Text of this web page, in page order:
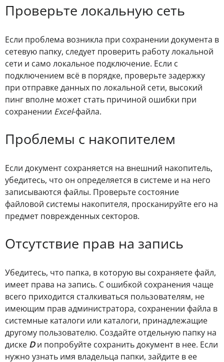
Проверьте локальную сеть
Если проблема возникла при сохранении документа в
сетевую папку, следует проверить работу локальной
сети и само локальное подключение. Если с
подключением всё в порядке, проверьте задержку
при отправке данных по локальной сети, высокий
пинг вполне может стать причиной ошибки при
сохранении Excel-файла.
Проблемы с накопителем
Если документ сохраняется на внешний накопитель,
убедитесь, что он определяется в системе и на него
записываются файлы. Проверьте состояние
файловой системы накопителя, просканируйте его на
предмет поврежденных секторов.
Отсутствие прав на запись
Убедитесь, что папка, в которую вы сохраняете файл,
имеет права на запись. С ошибкой сохранения чаще
всего приходится сталкиваться пользователям, не
имеющим прав администратора, сохранении файла в
системные каталоги или каталоги, принадлежащие
другому пользователю. Создайте отдельную папку на
диске Dи попробуйте сохранить документ в нее. Если
нужно узнать имя владельца папки, зайдите в ее